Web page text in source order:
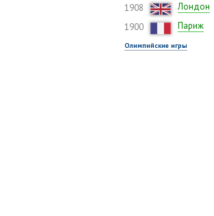
1908
Лондон
1900
Париж
Олимпийские игры